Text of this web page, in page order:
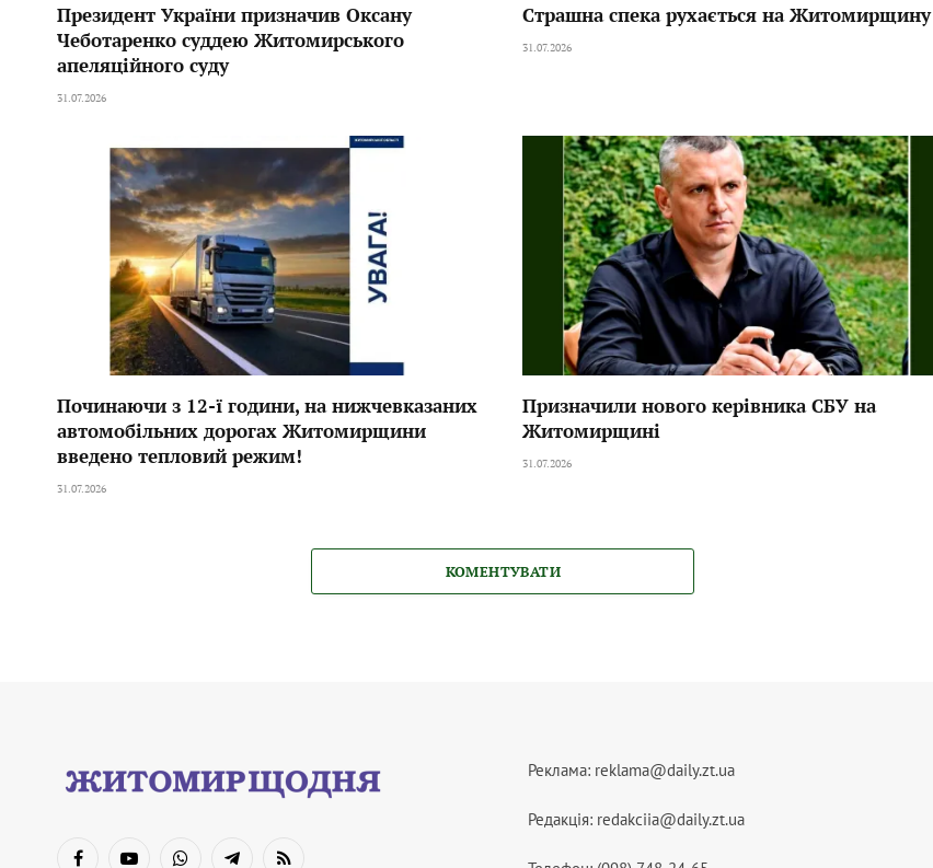
Президент України призначив Оксану
Чеботаренко суддею Житомирського
апеляційного суду
31.07.2026
Страшна спека рухається на Житомирщину
31.07.2026
Починаючи з 12-ї години, на нижчевказаних
автомобільних дорогах Житомирщини
введено тепловий режим!
31.07.2026
Призначили нового керівника СБУ на
Житомирщині
31.07.2026
КОМЕНТУВАТИ
Реклама: reklama@daily.zt.ua
Редакція: redakciia@daily.zt.ua